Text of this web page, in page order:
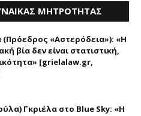
ΜΗΤΡΟΤΗΤΑΣ
(Πρόεδρος «Αστερόδεια»): «Η
βία δεν είναι στατιστική,
[grielalaw.gr,
Γκριέλα στο Blue Sky: «Η